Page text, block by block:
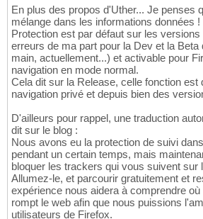
En plus des propos d'Uther... Je penses
mélange dans les informations données
Protection est par défaut sur les
erreurs de ma part pour la Dev et la Beta
main, actuellement...) et activable pour
navigation en mode normal.
Cela dit sur la Release, celle fonction est
navigation privé et depuis bien des
D'ailleurs pour rappel, une traduction
dit sur le blog :
Nous avons eu la protection de suivi
pendant un certain temps, mais
bloquer les trackers qui vous suivent sur
Allumez-le, et parcourir gratuitement et
expérience nous aidera à comprendre
rompt le web afin que nous puissions
utilisateurs de Firefox.